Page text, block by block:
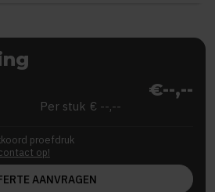
€--,--
Per stuk € --,--
proefdruk
op!
AANVRAGEN